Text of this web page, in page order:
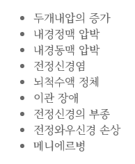
두개내압의 증가
내경정맥 압박
내경동맥 압박
전정신경염
뇌척수액 정체
이관 장애
전정신경의 부종
전정와우신경 손상
메니에르병